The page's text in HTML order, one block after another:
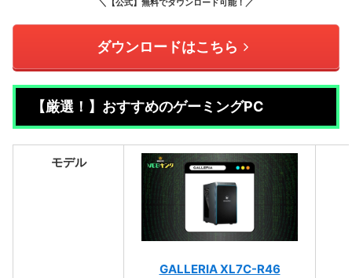
＼【公式】無料でダウンロード可能！／
ダウンロードはこちら
【厳選！】おすすめのゲーミングPC
モデル
GALLERIA XL7C-R46